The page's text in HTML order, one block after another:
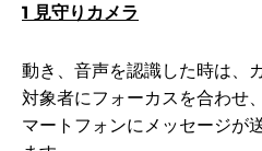
1 見守りカメラ
動き、音声を認識した時は、
対象者にフォーカスを合わせ
マートフォンにメッセージが